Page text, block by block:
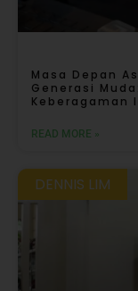
Masa Depan
Generasi
Keberagaman
READ MORE »
DENNIS LIM